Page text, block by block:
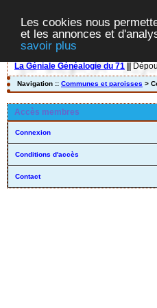
Les cookies nous
et les annonces et
savoir plus
La Géniale Généalogie du 71
Navigation :: Communes et paroisses >
Accès membres
Connexion
Conditions d'accès
Contact